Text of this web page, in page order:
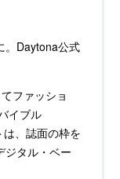
。Daytona公式
ファッショ
イブル
は、誌面の枠を
ジタル・ベー